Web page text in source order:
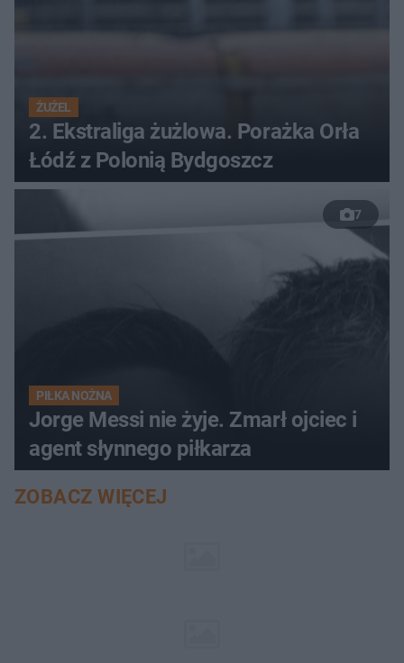
ŻUŻEL
2. Ekstraliga żużlowa. Porażka Orła
Łódź z Polonią Bydgoszcz
7
PIŁKA NOŻNA
Jorge Messi nie żyje. Zmarł ojciec i
agent słynnego piłkarza
ZOBACZ WIĘCEJ